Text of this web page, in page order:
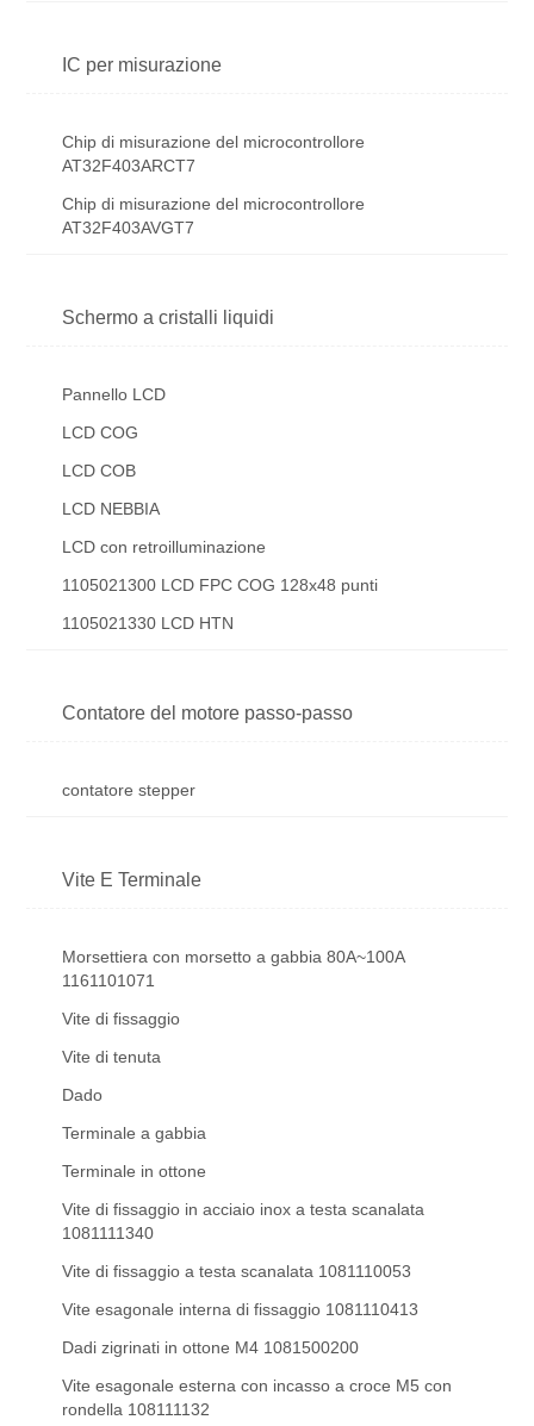
IC per misurazione
Chip di misurazione del microcontrollore
AT32F403ARCT7
Chip di misurazione del microcontrollore
AT32F403AVGT7
Schermo a cristalli liquidi
Pannello LCD
LCD COG
LCD COB
LCD NEBBIA
LCD con retroilluminazione
1105021300 LCD FPC COG 128x48 punti
1105021330 LCD HTN
Contatore del motore passo-passo
contatore stepper
Vite E Terminale
Morsettiera con morsetto a gabbia 80A~100A
1161101071
Vite di fissaggio
Vite di tenuta
Dado
Terminale a gabbia
Terminale in ottone
Vite di fissaggio in acciaio inox a testa scanalata
1081111340
Vite di fissaggio a testa scanalata 1081110053
Vite esagonale interna di fissaggio 1081110413
Dadi zigrinati in ottone M4 1081500200
Vite esagonale esterna con incasso a croce M5 con
rondella 108111132